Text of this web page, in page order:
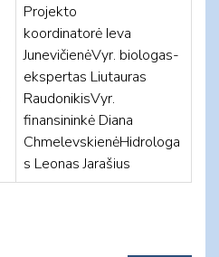
Projekto
koordinatorė Ieva
JunevičienėVyr. biologas-
ekspertas Liutauras
RaudonikisVyr.
finansininkė Diana
ChmelevskienėHidrologa
s Leonas Jarašius